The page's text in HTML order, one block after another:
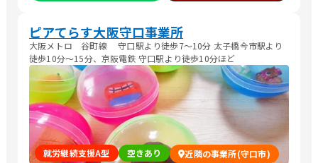
ピアてらす大阪守口事業所
大阪メトロ 谷町線 守口駅より徒歩7〜10分 太子橋今市駅より
徒歩10分〜15分、京阪電鉄 守口駅より徒歩10分ほど
就労継続支援A型 空きあり 近隣の事業所(守口市)